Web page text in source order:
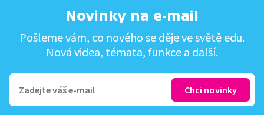
Novinky na e-mail
Pošleme vám, co nového se děje ve světě edu.
Nová videa, témata, funkce a další.